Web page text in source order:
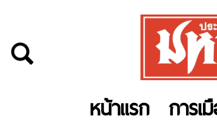
หน้าแรก การเ